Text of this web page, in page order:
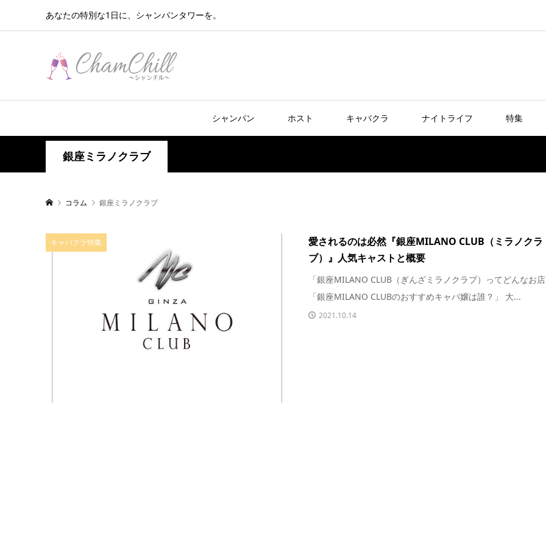
あなたの特別な1日に、シャンパンタワーを。
シャンパン ホスト キャバクラ ナイトライフ 特集
銀座ミラノクラブ
コラム 銀座ミラノクラブ
キャバクラ特集
愛されるのは必然『銀座MILANO CLUB（ミラノクラ
ブ）』人気キャストと概要
「銀座MILANO CLUB（ぎんざミラノクラブ）ってどんなお
「銀座MILANO CLUBのおすすめキャバ嬢は誰？」 大...
2021.10.14